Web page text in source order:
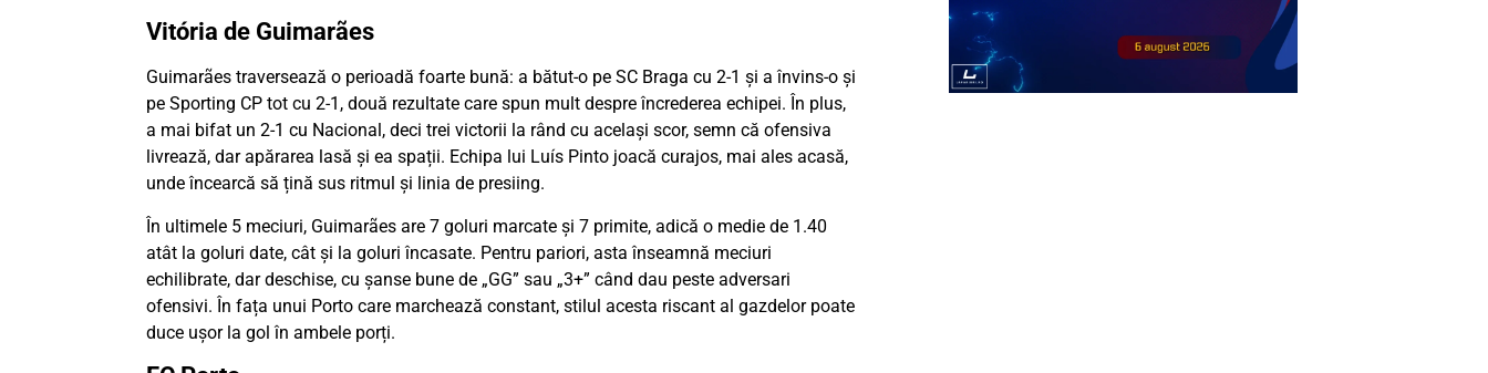
Vitória de Guimarães
Guimarães traversează o perioadă foarte bună: a bătut-o pe SC Braga cu 2-1 și a învins-o și
pe Sporting CP tot cu 2-1, două rezultate care spun mult despre încrederea echipei. În plus,
a mai bifat un 2-1 cu Nacional, deci trei victorii la rând cu același scor, semn că ofensiva
livrează, dar apărarea lasă și ea spații. Echipa lui Luís Pinto joacă curajos, mai ales acasă,
unde încearcă să țină sus ritmul și linia de presiing.
În ultimele 5 meciuri, Guimarães are 7 goluri marcate și 7 primite, adică o medie de 1.40
atât la goluri date, cât și la goluri încasate. Pentru pariori, asta înseamnă meciuri
echilibrate, dar deschise, cu șanse bune de „GG” sau „3+” când dau peste adversari
ofensivi. În fața unui Porto care marchează constant, stilul acesta riscant al gazdelor poate
duce ușor la gol în ambele porți.